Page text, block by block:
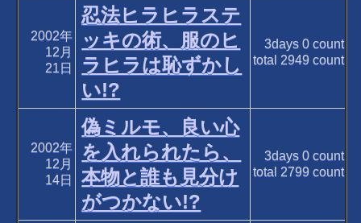
2002年
12月
21日
忍法ヒラヒラステ
ッキの術、服のヒ
ラヒラは恥ずかし
い!?
3days 0count
total 2949 count
2002年
12月
14日
偽ミルモ、良い心
を入れられたら、
本物と誰も見分け
がつかない!?
3days 0count
total 2799 count